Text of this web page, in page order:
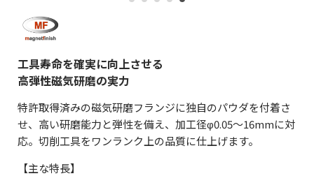
工具寿命を確実に向上させる
高弾性磁気研磨の実力
特許取得済みの磁気研磨フランジに独自のパウダを付着さ
せ、高い研磨能力と弾性を備え、加工径φ0.05～16mmに対
応。切削工具をワンランク上の品質に仕上げます。
【主な特長】